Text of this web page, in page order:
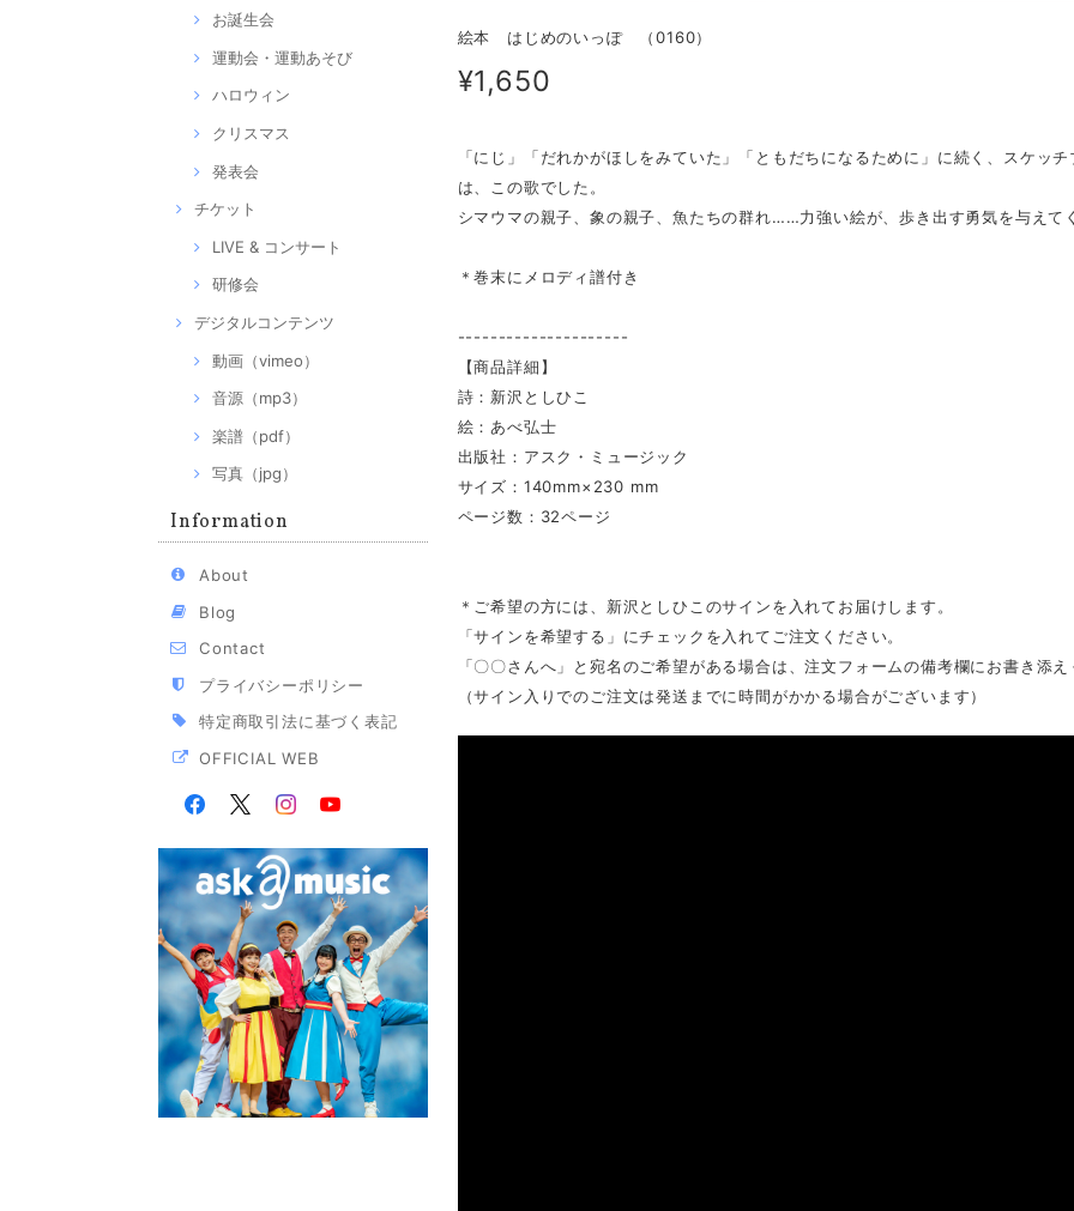
お誕生会
運動会・運動あそび
ハロウィン
クリスマス
発表会
チケット
LIVE & コンサート
研修会
デジタルコンテンツ
動画（vimeo）
音源（mp3）
楽譜（pdf）
写真（jpg）
Information
About
Blog
Contact
プライバシーポリシー
特定商取引法に基づく表記
OFFICIAL WEB
絵本 はじめのいっぽ （0160）
¥1,650
「にじ」「だれかがほしをみていた」「ともだちになるために」に続く、スケッ
は、この歌でした。
シマウマの親子、象の親子、魚たちの群れ……力強い絵が、歩き出す勇気を与えて
＊巻末にメロディ譜付き
---------------------
【商品詳細】
詩：新沢としひこ
絵：あべ弘士
出版社：アスク・ミュージック
サイズ：140mm×230 mm
ページ数：32ページ
＊ご希望の方には、新沢としひこのサインを入れてお届けします。
「サインを希望する」にチェックを入れてご注文ください。
「〇〇さんへ」と宛名のご希望がある場合は、注文フォームの備考欄にお書き添
（サイン入りでのご注文は発送までに時間がかかる場合がございます）